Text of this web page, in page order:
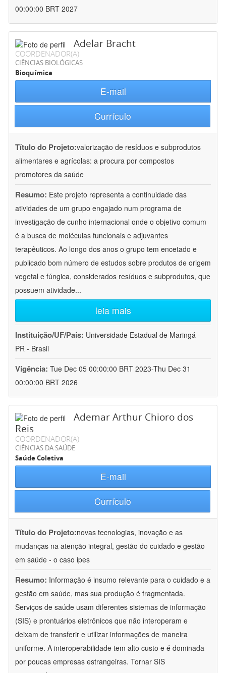
00:00:00 BRT 2027
Adelar Bracht
COORDENADOR(A)
CIÊNCIAS BIOLÓGICAS
Bioquímica
E-mail
Currículo
Título do Projeto:valorização de resíduos e subprodutos
alimentares e agrícolas: a procura por compostos
promotores da saúde
Resumo: Este projeto representa a continuidade das
atividades de um grupo engajado num programa de
investigação de cunho internacional onde o objetivo comum
é a busca de moléculas funcionais e adjuvantes
terapêuticos. Ao longo dos anos o grupo tem encetado e
publicado bom número de estudos sobre produtos de origem
vegetal e fúngica, considerados resíduos e subprodutos, que
possuem atividade...
leia mais
Instituição/UF/País: Universidade Estadual de Maringá -
PR - Brasil
Vigência: Tue Dec 05 00:00:00 BRT 2023-Thu Dec 31
00:00:00 BRT 2026
Ademar Arthur Chioro dos
Reis
COORDENADOR(A)
CIÊNCIAS DA SAÚDE
Saúde Coletiva
E-mail
Currículo
Título do Projeto:novas tecnologias, inovação e as
mudanças na atenção integral, gestão do cuidado e gestão
em saúde - o caso ipes
Resumo: Informação é insumo relevante para o cuidado e a
gestão em saúde, mas sua produção é fragmentada.
Serviços de saúde usam diferentes sistemas de informação
(SIS) e prontuários eletrônicos que não interoperam e
deixam de transferir e utilizar informações de maneira
uniforme. A interoperabilidade tem alto custo e é dominada
por poucas empresas estrangeiras. Tornar SIS